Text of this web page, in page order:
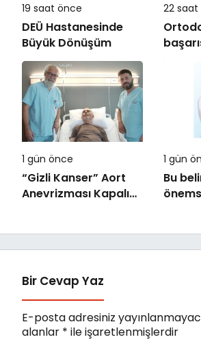
19 saat önce
DEÜ Hastanesinde
Büyük Dönüşüm
22
1 gün önce
“Gizli Kanser” Aort
Anevrizması Kapalı
1 gün
Bu
Bir Cevap Yaz
E-posta adresiniz
alanlar * ile işaretlenmişlerdir